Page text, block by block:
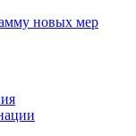
новых мер